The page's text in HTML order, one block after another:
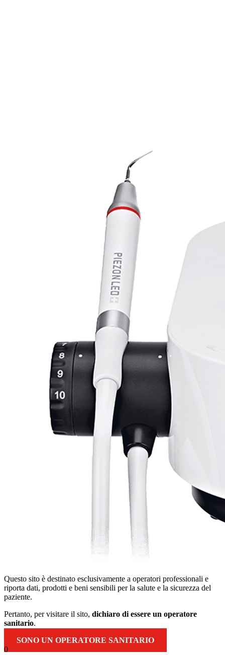
Questo sito è destinato esclusivamente a operatori professionali e
riporta dati, prodotti e beni sensibili per la salute e la sicurezza del
paziente.
Pertanto, per visitare il sito, dichiaro di essere un operatore
sanitario.
SONO UN OPERATORE SANITARIO
0